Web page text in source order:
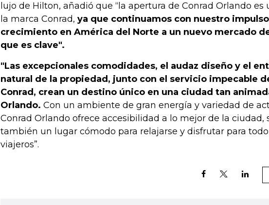
lujo de Hilton, añadió que “la apertura de Conrad Orlando es
la marca Conrad, ya que continuamos con nuestro
crecimiento en América del Norte a un nuevo mercado
que es clave".
"Las excepcionales comodidades, el audaz diseño y el
natural de la propiedad, junto con el servicio impecable
Conrad, crean un destino único en una ciudad tan
Orlando. Con un ambiente de gran energía y variedad de
Conrad Orlando ofrece accesibilidad a lo mejor de la ciudad,
también un lugar cómodo para relajarse y disfrutar para
viajeros”.